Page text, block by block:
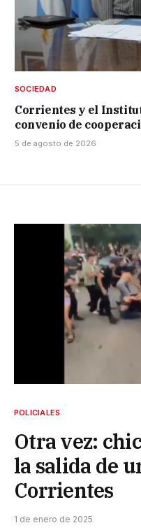
SOCIEDAD
Corrientes y el
convenio de
5 de agosto de 2026
POLICIALES
Otra vez:
la salida de
Corrientes
1 de enero de 2025